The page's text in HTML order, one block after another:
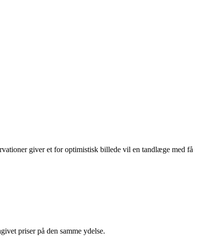
giver et for optimistisk billede vil en tandlæge med få
priser på den samme ydelse.